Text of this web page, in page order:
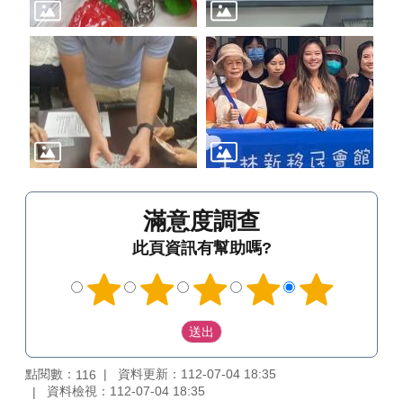
滿意度調查
此頁資訊有幫助嗎?
點閱數： 116
資料更新：112-07-04 18:35
資料檢視：112-07-04 18:35